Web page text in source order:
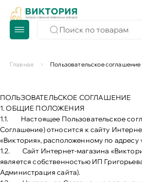
Главная Пользовательское соглашение
ПОЛЬЗОВАТЕЛЬСКОЕ СОГЛАШЕНИЕ
1. ОБЩИЕ ПОЛОЖЕНИЯ
1.1. Настоящее Пользовательское
Соглашение) относится к сайту
«Виктория», расположенному по адресу
1.2. Сайт Интернет-магазина
является собственностью ИП
Администрация сайта).